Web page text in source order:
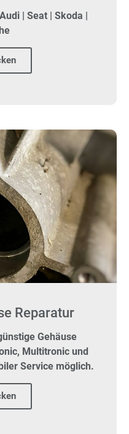
| Seat | Skoda |
Reparatur
Gehäuse
Multitronic und
Service möglich.